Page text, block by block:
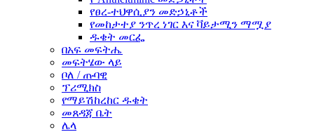
የፀረ-ተህዋሲያን መድኃኒቶች
የመከታተያ ንጥረ ነገር እና ቫይታሚን ማሟያ
ዱቄት መርፌ
በአፍ መፍትሔ
መፍትሄው ላይ
ቦለ / ጡባዊ
ፕሪሚክስ
የማይሽከረከር ዱቄት
መጸዳጃ ቤት
ሌላ